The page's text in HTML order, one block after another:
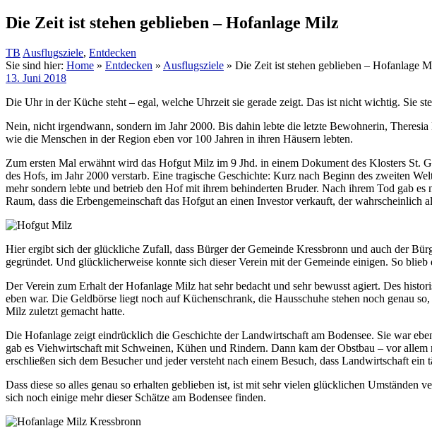
Die Zeit ist stehen geblieben – Hofanlage Milz
TB Ausflugsziele, Entdecken
Sie sind hier: Home » Entdecken » Ausflugsziele » Die Zeit ist stehen geblieben – Hofanlage
13. Juni 2018
Die Uhr in der Küche steht – egal, welche Uhrzeit sie gerade zeigt. Das ist nicht wichtig. Sie
Nein, nicht irgendwann, sondern im Jahr 2000. Bis dahin lebte die letzte Bewohnerin,
wie die Menschen in der Region eben vor 100 Jahren in ihren Häusern lebten.
Zum ersten Mal erwähnt wird das Hofgut Milz im 9 Jhd. in einem Dokument des Klosters
des Hofs, im Jahr 2000 verstarb. Eine tragische Geschichte: Kurz nach Beginn des zweiten
mehr sondern lebte und betrieb den Hof mit ihrem behinderten Bruder. Nach ihrem Tod gab
Raum, dass die Erbengemeinschaft das Hofgut an einen Investor verkauft, der wahrscheinlich
Hier ergibt sich der glückliche Zufall, dass Bürger der Gemeinde Kressbronn und auch der
gegründet. Und glücklicherweise konnte sich dieser Verein mit der Gemeinde einigen. So
Der Verein zum Erhalt der Hofanlage Milz hat sehr bedacht und sehr bewusst agiert. Des
eben war. Die Geldbörse liegt noch auf Küchenschrank, die Hausschuhe stehen noch genau
Milz zuletzt gemacht hatte.
Die Hofanlage zeigt eindrücklich die Geschichte der Landwirtschaft am Bodensee. Sie war
gab es Viehwirtschaft mit Schweinen, Kühen und Rindern. Dann kam der Obstbau – vor
erschließen sich dem Besucher und jeder versteht nach einem Besuch, dass Landwirtschaft
Dass diese so alles genau so erhalten geblieben ist, ist mit sehr vielen glücklichen
sich noch einige mehr dieser Schätze am Bodensee finden.